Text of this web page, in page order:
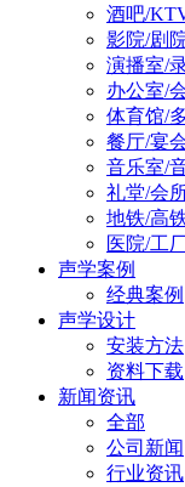
酒吧/
影院/剧
演播室/
办公室/
体育馆/
餐厅/宴
音乐室/
礼堂/会
地铁/高
医院/工
声学案例
经典案例
声学设计
安装方法
资料下载
新闻资讯
全部
公司新闻
行业资讯